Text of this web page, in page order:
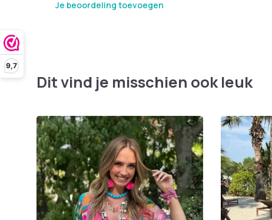
9,7
Je beoordeling toevoegen
Dit vind je misschien ook leuk